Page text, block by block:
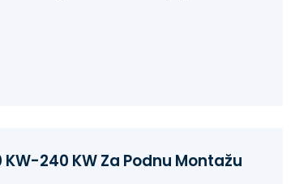
240 KW Za Podnu Montažu